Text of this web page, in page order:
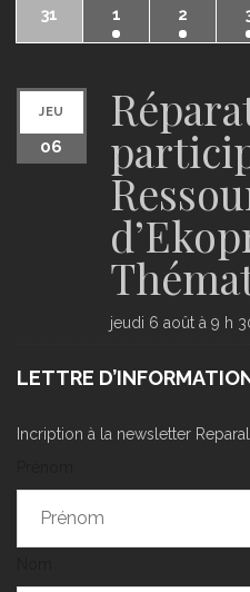
31 1 2
JEU
06
jeudi 6 août à 9 h
LETTRE
Incription à la newsletter